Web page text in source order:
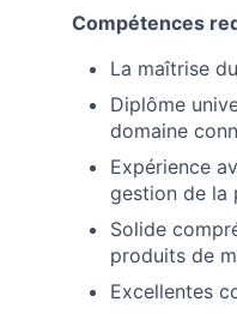
Compétences
La maîtrise
Diplôme
domaine
Expérience
gestion de la
Solide
produits de
Excellentes